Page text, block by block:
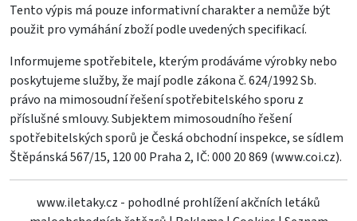
Tento výpis má pouze informativní charakter a nemůže být
použit pro vymáhání zboží podle uvedených specifikací.
Informujeme spotřebitele, kterým prodáváme výrobky nebo
poskytujeme služby, že mají podle zákona č. 624/1992 Sb.
právo na mimosoudní řešení spotřebitelského sporu z
příslušné smlouvy. Subjektem mimosoudního řešení
spotřebitelských sporů je Česká obchodní inspekce, se sídlem
Štěpánská 567/15, 120 00 Praha 2, IČ: 000 20 869 (www.coi.cz).
www.iletaky.cz - pohodlné prohlížení akčních letáků